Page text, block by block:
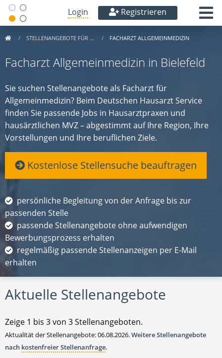
Login Registrieren
STELLENANGEBOTE FÜR … FACHARZT ALLGEMEINMEDIZIN
Facharzt Allgemeinmedizin in Bielefeld
Sie suchen Stellenangebote als Facharzt für
Allgemeinmedizin? Beim Deutschen Hausarzt Service
finden Sie passende Jobs in Hausarztpraxen und
hausärztlichen MVZ – abgestimmt auf Ihre Region, Ihre
Vorstellungen und Ihre beruflichen Ziele.
Kostenlose Stellensuche beauftragen
persönliche Begleitung von der Anfrage bis zur
passenden Stelle
passende Stellenangebote ohne aufwendigen
Bewerbungsprozess erhalten
regelmäßig passende Stellenanzeigen per E-Mail
erhalten
Aktuelle Stellenangebote
Zeige 1 bis 3von 3 Stellenangeboten.
Aktualität der Stellenangebote: 06.08.2026.Weitere Stellenangebote
nach kostenfreier Stellenanfrage.